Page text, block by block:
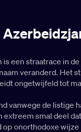
een straatrace in
veranderd.
ongetwijfeld tot
vanwege de listige
extreem smal deel
onorthodoxe